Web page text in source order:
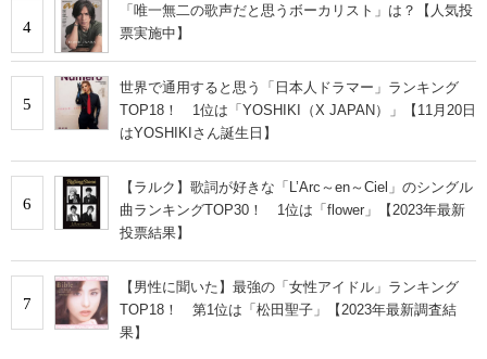
4
「唯一無二の歌声だと思うボーカリスト」は？【人気投
票実施中】
5
世界で通用すると思う「日本人ドラマー」ランキング
TOP18！ 1位は「YOSHIKI（X JAPAN）」【11月20日
はYOSHIKIさん誕生日】
6
【ラルク】歌詞が好きな「L’Arc～en～Ciel」のシングル
曲ランキングTOP30！ 1位は「flower」【2023年最新
投票結果】
7
【男性に聞いた】最強の「女性アイドル」ランキング
TOP18！ 第1位は「松田聖子」【2023年最新調査結
果】